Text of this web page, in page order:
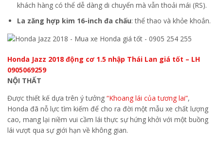
khách hàng có thể dễ dàng di chuyển mà vẫn thoải mái (RS).
La zăng hợp kim 16-inch đa chấu: thể thao và khỏe khoắn.
Honda Jazz 2018 động cơ 1.5 nhập Thái Lan giá tốt – LH
0905069259
NỘI THẤT
Được thiết kế dựa trên ý tưởng “Khoang lái của tương lai”,
Honda đã nỗ lực tìm kiếm để cho ra đời một mẫu xe chất lượng
cao, mang lại niềm vui cầm lái thực sự hứng khởi với một buồng
lái vượt qua sự giới hạn về không gian.